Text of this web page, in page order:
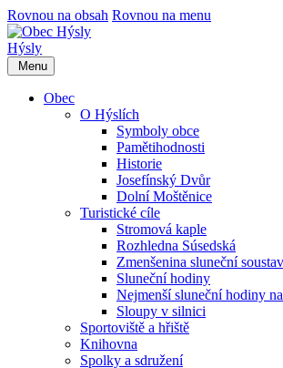
Rovnou na obsah Rovnou na menu
Hýsly
Menu
Obec
O Hýslích
Symboly obce
Pamětihodnosti
Historie
Josefínský Dvůr
Dolní Moštěnice
Turistické cíle
Stromová kaple
Rozhledna Súsedská
Zmenšenina sluneční
Sluneční hodiny
Nejmenší sluneční hodiny
Sloupy v silnici
Sportoviště a hřiště
Knihovna
Spolky a sdružení